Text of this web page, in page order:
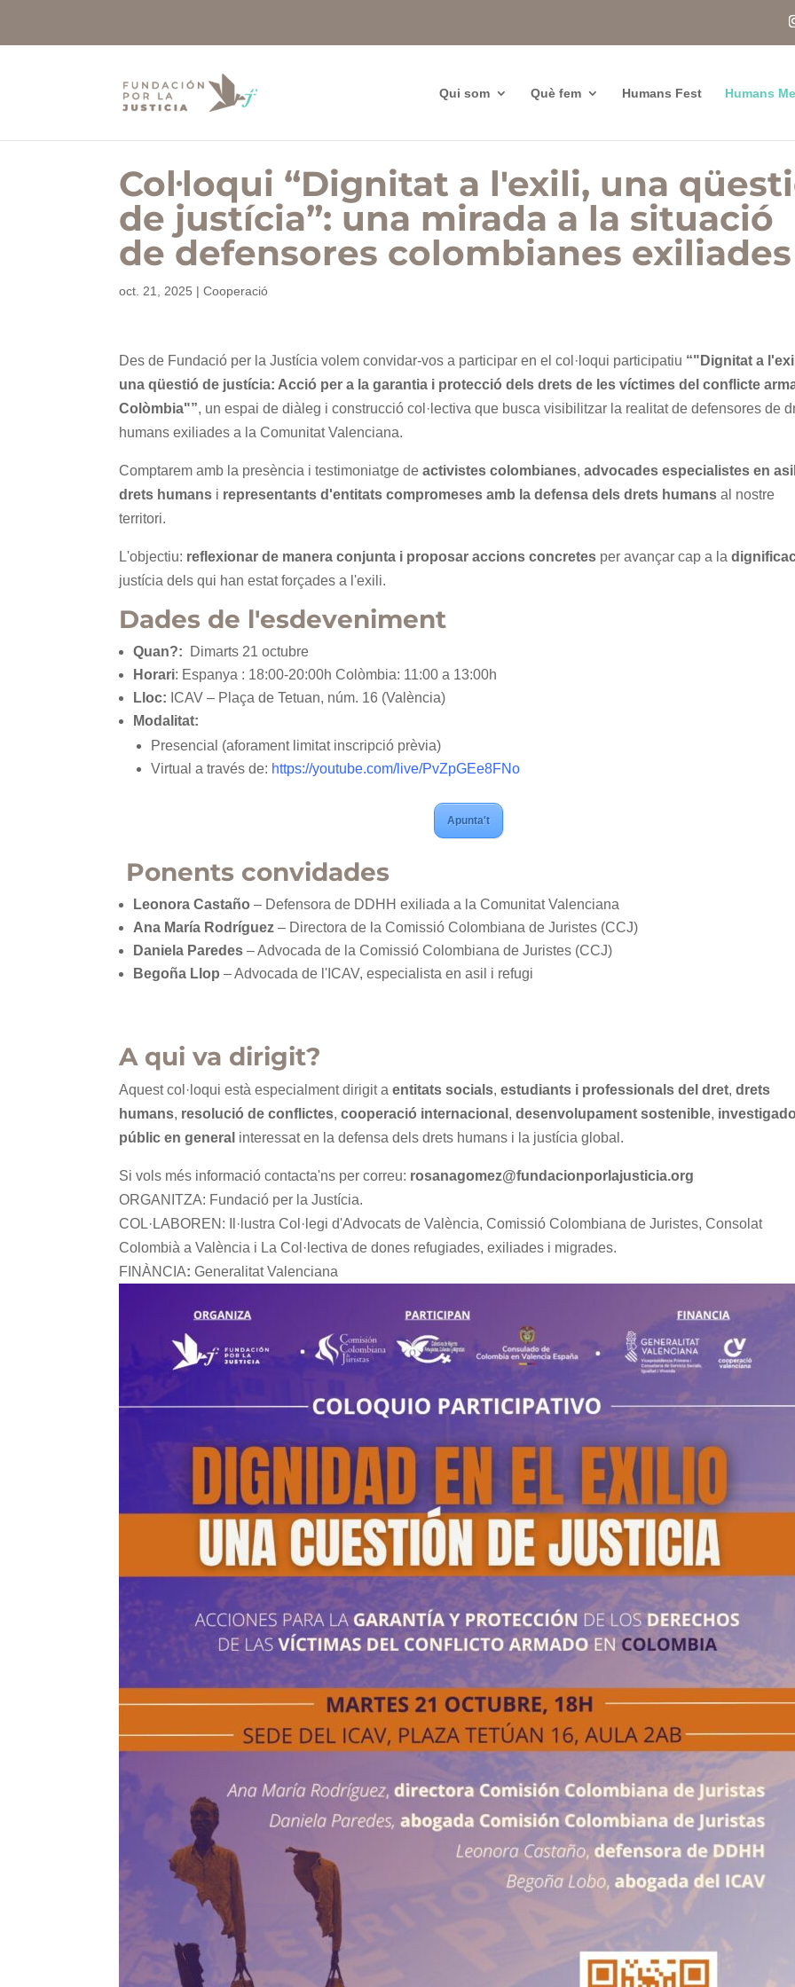
Qui som Què fem Humans Fest Humans
Col·loqui “Dignitat a l'exili, una
de justícia”: una mirada a la situació
de defensores colombianes exiliades
oct. 21, 2025 |Cooperació
Des de Fundació per la Justícia volem convidar-vos a participar en el col·loqui participatiu “"Dignitat a
una qüestió de justícia: Acció per a la garantia i protecció dels drets de les víctimes del conflicte
Colòmbia"”, un espai de diàleg i construcció col·lectiva que busca visibilitzar la realitat de defensores de
humans exiliades a la Comunitat Valenciana.
Comptarem amb la presència i testimoniatge deactivistes colombianes,advocades especialistes en
drets humans i representants d'entitats compromeses amb la defensa dels drets humans al nostre
territori.
L'objectiu: reflexionar de manera conjunta i proposar accions concretes per avançar cap a la
justícia dels qui han estat forçades a l'exili.
Dades de l'esdeveniment
Quan?: Dimarts 21 octubre
Horari: Espanya : 18:00-20:00h Colòmbia: 11:00 a 13:00h
Lloc: ICAV – Plaça de Tetuan, núm. 16 (València)
Modalitat:
Presencial (aforament limitat inscripció prèvia)
Virtual a través de: https://youtube.com/live/PvZpGEe8FNo
Apunta't
Ponents convidades
Leonora Castaño – Defensora de DDHH exiliada a la Comunitat Valenciana
Ana María Rodríguez – Directora de la Comissió Colombiana de Juristes (CCJ)
Daniela Paredes – Advocada de la Comissió Colombiana de Juristes (CCJ)
Begoña Llop – Advocada de l'ICAV, especialista en asil i refugi
A qui va dirigit?
Aquest col·loqui està especialment dirigit aentitats socials,estudiants i professionals del dret,drets
humans, resolució de conflictes,cooperació internacional ,desenvolupament sostenible,
públic en general interessat en la defensa dels drets humans i la justícia global.
Si vols més informació contacta'ns per correu: rosanagomez@fundacionporlajusticia.org
ORGANITZA: Fundació per la Justícia.
COL·LABOREN: Il·lustra Col·legi d'Advocats de València, Comissió Colombiana de Juristes, Consolat
Colombià a València i La Col·lectiva de dones refugiades, exiliades i migrades.
FINÀNCIA:Generalitat Valenciana